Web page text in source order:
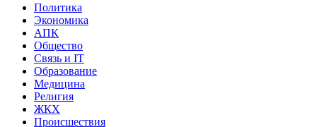
Политика
Экономика
АПК
Общество
Связь и IT
Образование
Медицина
Религия
ЖКХ
Происшествия